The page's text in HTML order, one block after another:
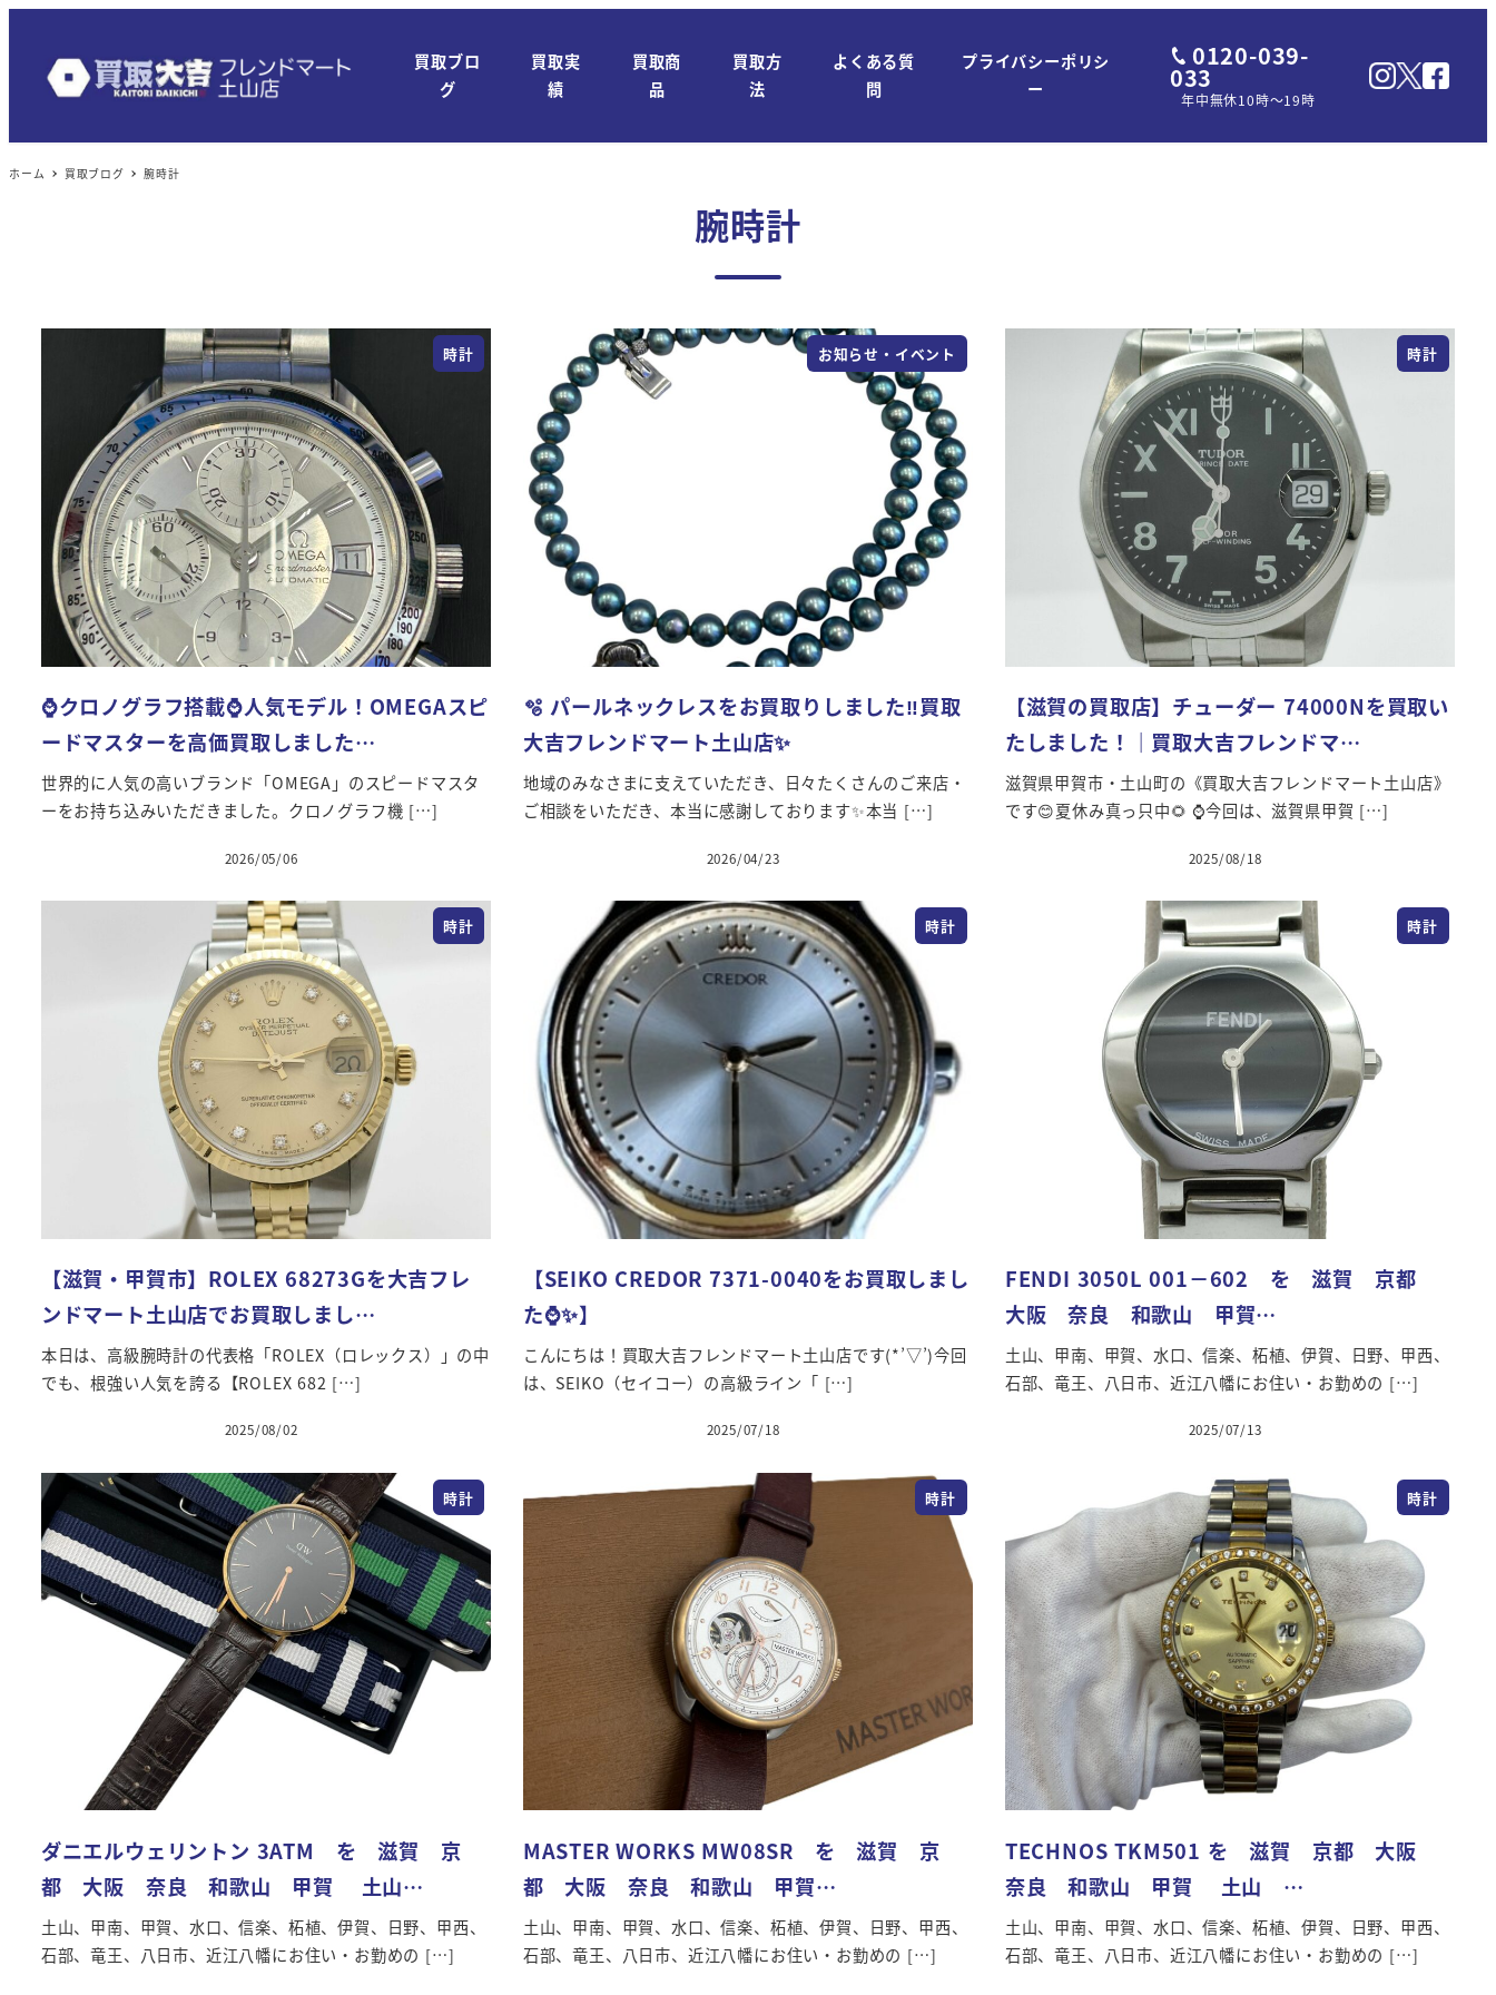
ン
テ
買取ブロ
グ
買取実
績
買取商
品
買取方
法
よくある質
問
プライバシーポリシ
ー
0120-039-
033
年中無休10時～19時
ホーム 買取ブログ 腕時計
腕時計
時計
⌚️クロノグラフ搭載⌚️人気モデル！OMEGAスピ
ードマスターを高価買取しました…
世界的に人気の高いブランド「OMEGA」のスピードマスタ
ーをお持ち込みいただきました。クロノグラフ機 […]
投稿日
2026/05/06
お知らせ・イベント
🫧 パールネックレスをお買取りしました‼️買取
大吉フレンドマート土山店✨
地域のみなさまに支えていただき、日々たくさんのご来店・
ご相談をいただき、本当に感謝しております✨本当 […]
投稿日
2026/04/23
時計
【滋賀の買取店】チューダー 74000Nを買取い
たしました！｜買取大吉フレンドマ…
滋賀県甲賀市・土山町の《買取大吉フレンドマート土山店》
です😊夏休み真っ只中🌻 ⌚️今回は、滋賀県甲賀 […]
投稿日
2025/08/18
時計
【滋賀・甲賀市】ROLEX 68273Gを大吉フレ
ンドマート土山店でお買取しまし…
本日は、高級腕時計の代表格「ROLEX（ロレックス）」の中
でも、根強い人気を誇る【ROLEX 682 […]
投稿日
2025/08/02
時計
【SEIKO CREDOR 7371-0040をお買取しまし
た⌚✨】
こんにちは！買取大吉フレンドマート土山店です(*’▽’)今回
は、SEIKO（セイコー）の高級ライン「 […]
投稿日
2025/07/18
時計
FENDI 3050L 001－602 を 滋賀 京都
大阪 奈良 和歌山 甲賀…
土山、甲南、甲賀、水口、信楽、柘植、伊賀、日野、甲西、
石部、竜王、八日市、近江八幡にお住い・お勤めの […]
投稿日
2025/07/13
時計
ダニエルウェリントン 3ATM を 滋賀 京
都 大阪 奈良 和歌山 甲賀 土山…
土山、甲南、甲賀、水口、信楽、柘植、伊賀、日野、甲西、
石部、竜王、八日市、近江八幡にお住い・お勤めの […]
時計
MASTER WORKS MW08SR を 滋賀 京
都 大阪 奈良 和歌山 甲賀…
土山、甲南、甲賀、水口、信楽、柘植、伊賀、日野、甲西、
石部、竜王、八日市、近江八幡にお住い・お勤めの […]
時計
TECHNOS TKM501 を 滋賀 京都 大阪
奈良 和歌山 甲賀 土山 …
土山、甲南、甲賀、水口、信楽、柘植、伊賀、日野、甲西、
石部、竜王、八日市、近江八幡にお住い・お勤めの […]